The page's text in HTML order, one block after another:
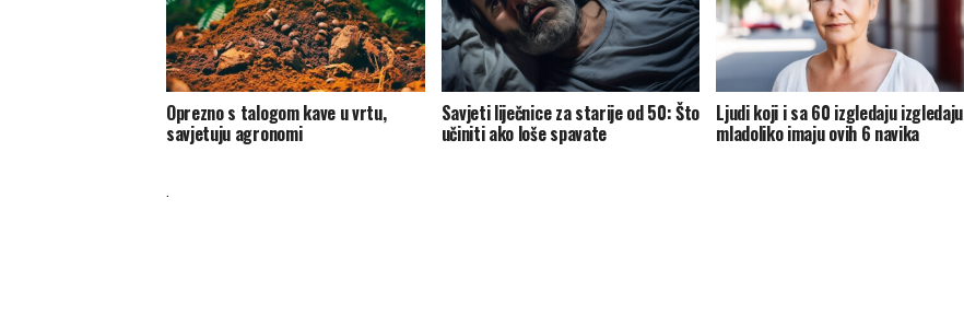
Oprezno s talogom kave u vrtu,
savjetuju agronomi
Savjeti liječnice za starije od 50: Što
učiniti ako loše spavate
Ljudi koji i sa 60 izgledaju izgledaju
mladoliko imaju ovih 6 navika
.